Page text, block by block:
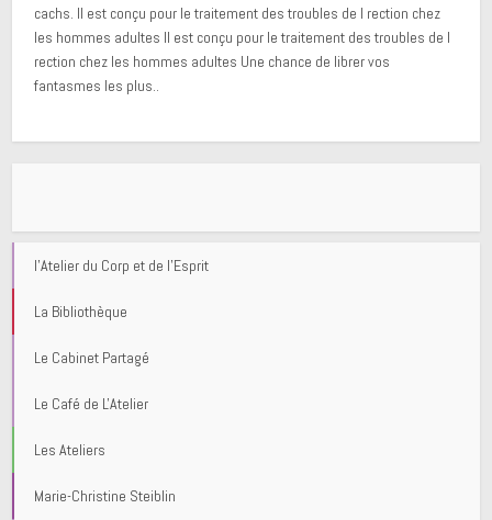
cachs. Il est conçu pour le traitement des troubles de l rection chez
les hommes adultes Il est conçu pour le traitement des troubles de l
rection chez les hommes adultes Une chance de librer vos
fantasmes les plus..
l'Atelier du Corp et de l'Esprit
La Bibliothèque
Le Cabinet Partagé
Le Café de L'Atelier
Les Ateliers
Marie-Christine Steiblin